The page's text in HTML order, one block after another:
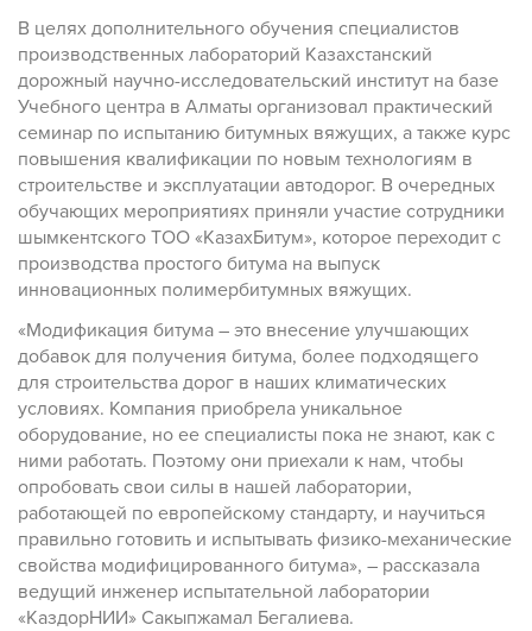
В целях дополнительного обучения специалистов
производственных лабораторий Казахстанский
дорожный научно-исследовательский институт на базе
Учебного центра в Алматы организовал практический
семинар по испытанию битумных вяжущих, а также курс
повышения квалификации по новым технологиям в
строительстве и эксплуатации автодорог. В очередных
обучающих мероприятиях приняли участие сотрудники
шымкентского ТОО «КазахБитум», которое переходит с
производства простого битума на выпуск
инновационных полимербитумных вяжущих.
«Модификация битума – это внесение улучшающих
добавок для получения битума, более подходящего
для строительства дорог в наших климатических
условиях. Компания приобрела уникальное
оборудование, но ее специалисты пока не знают, как с
ними работать. Поэтому они приехали к нам, чтобы
опробовать свои силы в нашей лаборатории,
работающей по европейскому стандарту, и научиться
правильно готовить и испытывать физико-механические
свойства модифицированного битума», – рассказала
ведущий инженер испытательной лаборатории
«КаздорНИИ» Сакыпжамал Бегалиева.